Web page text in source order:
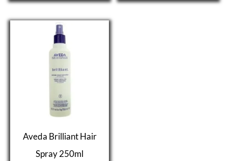
Aveda Brilliant Hair
Spray 250ml